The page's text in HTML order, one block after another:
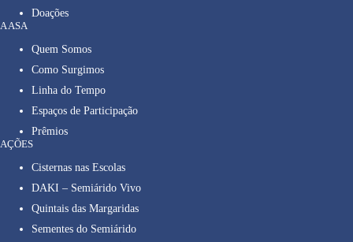
Doações
A ASA
Quem Somos
Como Surgimos
Linha do Tempo
Espaços de Participação
Prêmios
AÇÕES
Cisternas nas Escolas
DAKI – Semiárido Vivo
Quintais das Margaridas
Sementes do Semiárido